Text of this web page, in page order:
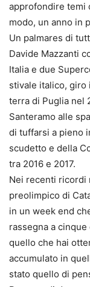
approfondire temi
modo, un anno in
Un palmares di
Davide Mazzanti
Italia e due
stivale italico, giro
terra di Puglia nel
Santeramo alle
di tuffarsi a pieno
scudetto e della
tra 2016 e 2017.
Nei recenti ricordi
preolimpico di
in un week end
rassegna a
quello che hai
accumulato in
stato quello di